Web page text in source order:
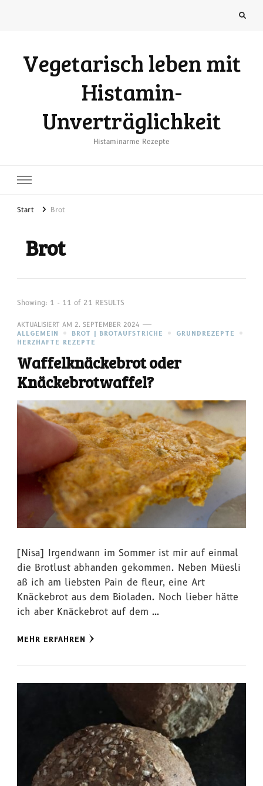
Vegetarisch leben mit
Histamin-
Unverträglichkeit
Histaminarme Rezepte
Start Brot
Brot
Showing: 1 - 11 of 21 RESULTS
AKTUALISIERT AM 2. SEPTEMBER 2024
ALLGEMEIN
BROT | BROTAUFSTRICHE
GRUNDREZEPTE
HERZHAFTE REZEPTE
Waffelknäckebrot oder
Knäckebrotwaffel?
[Nisa] Irgendwann im Sommer ist mir auf einmal
die Brotlust abhanden gekommen. Neben Müesli
aß ich am liebsten Pain de fleur, eine Art
Knäckebrot aus dem Bioladen. Noch lieber hätte
ich aber Knäckebrot auf dem …
MEHR ERFAHREN